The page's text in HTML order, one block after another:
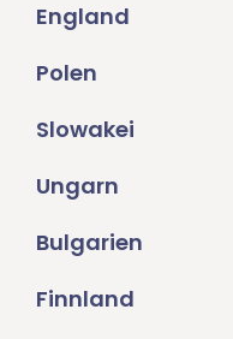
England
Polen
Slowakei
Ungarn
Bulgarien
Finnland